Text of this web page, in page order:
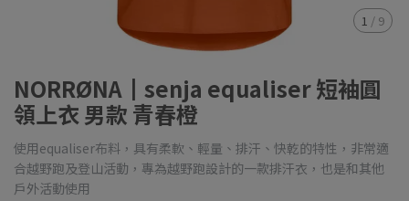
1 / 9
NORRØNA┃senja equaliser 短袖圓
領上衣 男款 青春橙
使用equaliser布料，具有柔軟、輕量、排汗、快乾的特性，非常適
合越野跑及登山活動，專為越野跑設計的一款排汗衣，也是和其他
戶外活動使用